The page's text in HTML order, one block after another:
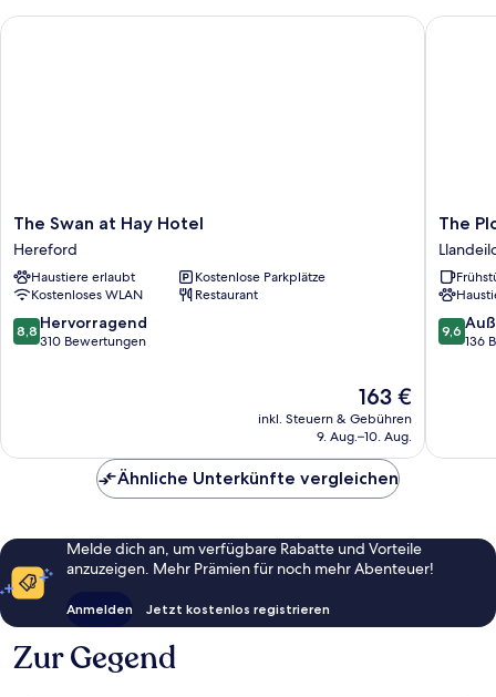
The
Swan
at
Hay
Hotel
Hereford
The Swan at Hay Hotel
Hereford
Haustiere erlaubt
Kostenlose Parkplätze
Kostenloses WLAN
Restaurant
8.8
von
8,8 Hervorragend
310 Bewertungen
Der
Preis
beträgt
163 €
inkl. Steuern & Gebühren
9. Aug.–10. Aug.
The Swan at Hay Hotel
The
Plough
The
9.6
von
9,6
136
The
Ähnliche Unterkünfte vergleichen
Melde dich an, um verfügbare Rabatte und Vorteile
anzuzeigen. Mehr Prämien für noch mehr Abenteuer!
Anmelden Jetzt kostenlos registrieren
Zur Gegend